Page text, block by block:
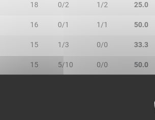
18 0/2 1/2 25.0
16 0/1 1/1 50.0
15 1/3 0/0 33.3
15 5/10 0/0 50.0